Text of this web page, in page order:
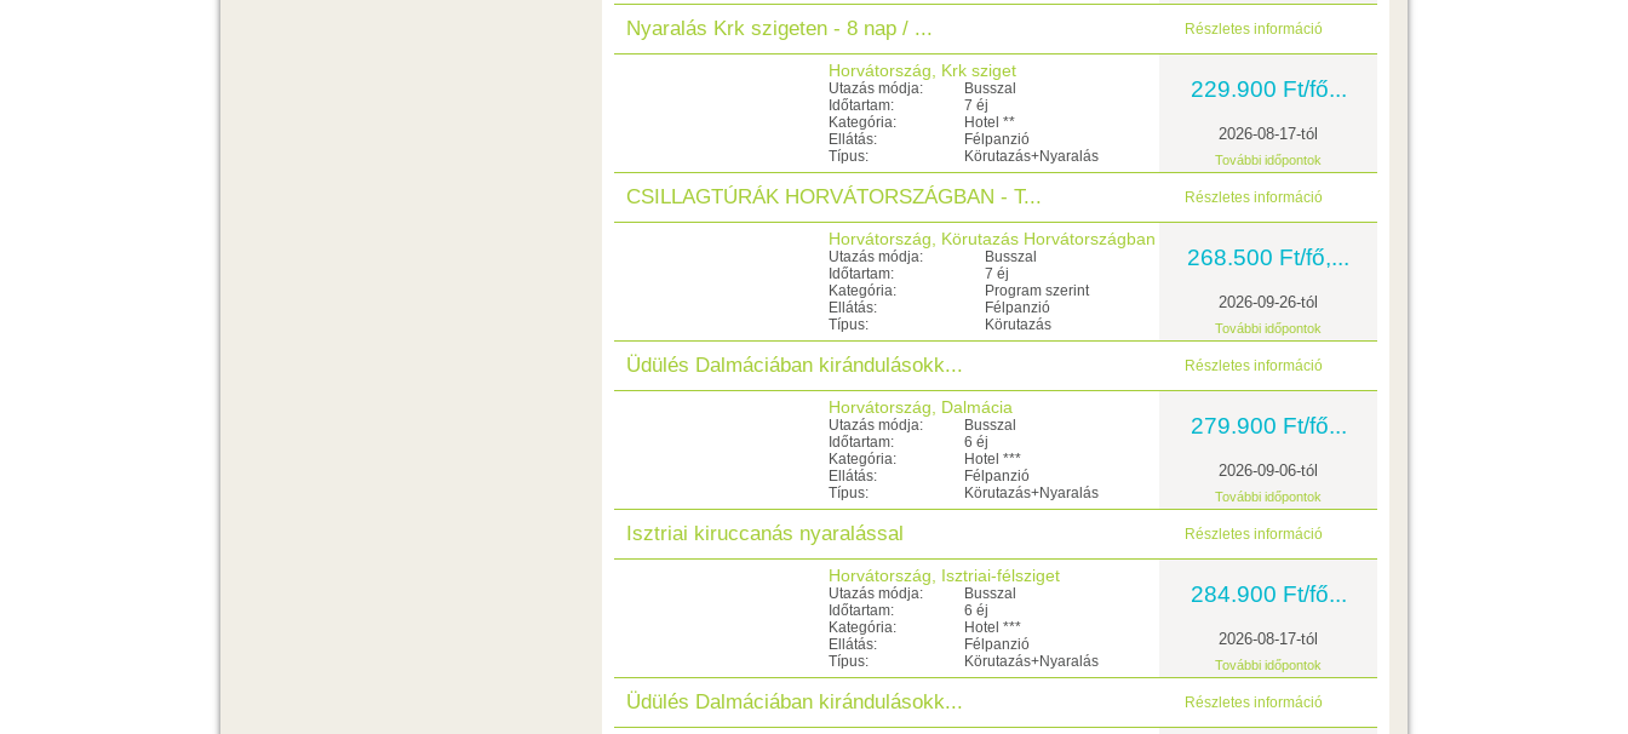
Nyaralás Krk szigeten - 8 nap / ... Részletes információ
Horvátország, Krk sziget
Utazás módja:
Busszal
Időtartam:
7 éj
Kategória:
Hotel **
Ellátás:
Félpanzió
Típus:
Körutazás+Nyaralás
229.900 Ft/fő...
2026-08-17-tól
További időpontok
CSILLAGTÚRÁK HORVÁTORSZÁGBAN - T... Részletes információ
Horvátország, Körutazás Horvátországban
Utazás módja:
Busszal
Időtartam:
7 éj
Kategória:
Program szerint
Ellátás:
Félpanzió
Típus:
Körutazás
268.500 Ft/fő,...
2026-09-26-tól
További időpontok
Üdülés Dalmáciában kirándulásokk... Részletes információ
Horvátország, Dalmácia
Utazás módja:
Busszal
Időtartam:
6 éj
Kategória:
Hotel ***
Ellátás:
Félpanzió
Típus:
Körutazás+Nyaralás
279.900 Ft/fő...
2026-09-06-tól
További időpontok
Isztriai kiruccanás nyaralással Részletes információ
Horvátország, Isztriai-félsziget
Utazás módja:
Busszal
Időtartam:
6 éj
Kategória:
Hotel ***
Ellátás:
Félpanzió
Típus:
Körutazás+Nyaralás
284.900 Ft/fő...
2026-08-17-tól
További időpontok
Üdülés Dalmáciában kirándulásokk... Részletes információ